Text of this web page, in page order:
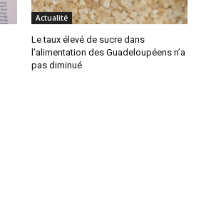
Actualité
Le taux élevé de sucre dans
l’alimentation des Guadeloupéens n’a
pas diminué